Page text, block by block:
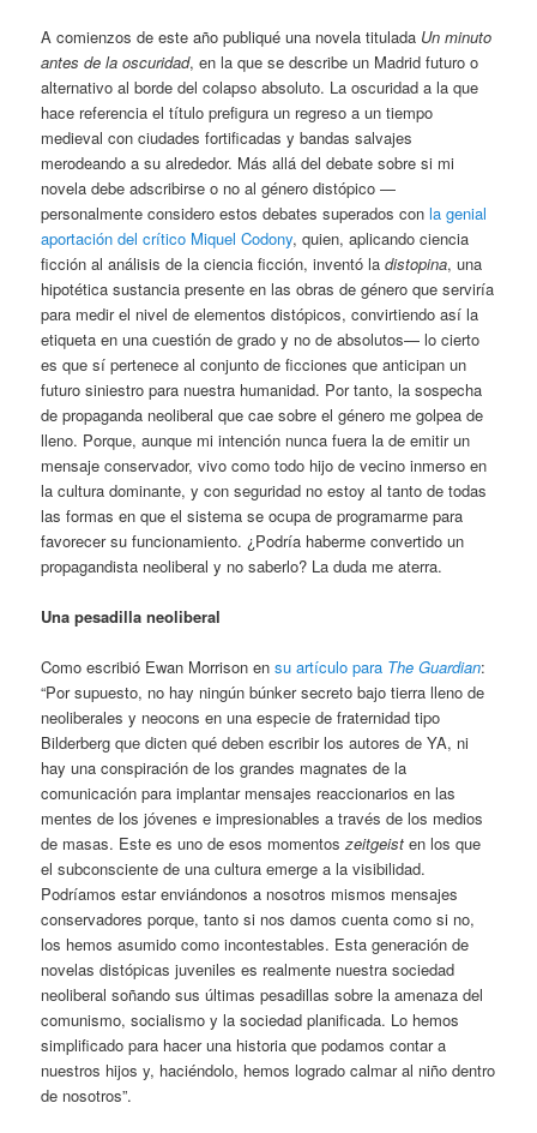
A comienzos de este año publiqué una novela titulada Un minuto
antes de la oscuridad, en la que se describe un Madrid futuro o
alternativo al borde del colapso absoluto. La oscuridad a la que
hace referencia el título prefigura un regreso a un tiempo
medieval con ciudades fortificadas y bandas salvajes
merodeando a su alrededor. Más allá del debate sobre si mi
novela debe adscribirse o no al género distópico —
personalmente considero estos debates superados conla genial
aportación del crítico Miquel Codony, quien, aplicando ciencia
ficción al análisis de la ciencia ficción, inventó ladistopina, una
hipotética sustancia presente en las obras de género que serviría
para medir el nivel de elementos distópicos, convirtiendo así la
etiqueta en una cuestión de grado y no de absolutos— lo cierto
es que sí pertenece al conjunto de ficciones que anticipan un
futuro siniestro para nuestra humanidad. Por tanto, la sospecha
de propaganda neoliberal que cae sobre el género me golpea de
lleno. Porque, aunque mi intención nunca fuera la de emitir un
mensaje conservador, vivo como todo hijo de vecino inmerso en
la cultura dominante, y con seguridad no estoy al tanto de todas
las formas en que el sistema se ocupa de programarme para
favorecer su funcionamiento. ¿Podría haberme convertido un
propagandista neoliberal y no saberlo? La duda me aterra.
Una pesadilla neoliberal
Como escribió Ewan Morrison ensu artículo para The Guardian:
“Por supuesto, no hay ningún búnker secreto bajo tierra lleno de
neoliberales y neocons en una especie de fraternidad tipo
Bilderberg que dicten qué deben escribir los autores de YA, ni
hay una conspiración de los grandes magnates de la
comunicación para implantar mensajes reaccionarios en las
mentes de los jóvenes e impresionables a través de los medios
de masas. Este es uno de esos momentoszeitgeist en los que
el subconsciente de una cultura emerge a la visibilidad.
Podríamos estar enviándonos a nosotros mismos mensajes
conservadores porque, tanto si nos damos cuenta como si no,
los hemos asumido como incontestables. Esta generación de
novelas distópicas juveniles es realmente nuestra sociedad
neoliberal soñando sus últimas pesadillas sobre la amenaza del
comunismo, socialismo y la sociedad planificada. Lo hemos
simplificado para hacer una historia que podamos contar a
nuestros hijos y, haciéndolo, hemos logrado calmar al niño dentro
de nosotros”.